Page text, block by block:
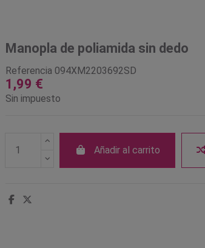
Manopla de poliamida sin dedo
Referencia 094XM2203692SD
1,99 €
Sin impuesto
Añadir al carrito